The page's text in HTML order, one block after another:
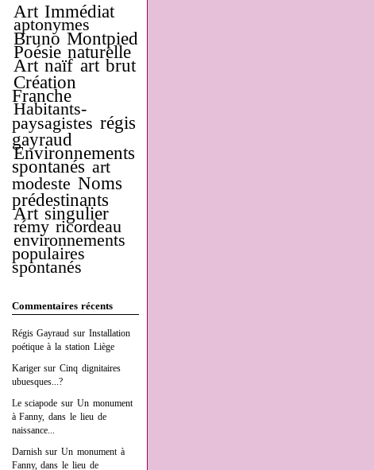
Art Immédiat
aptonymes
Bruno Montpied
Poésie naturelle
Art naïf art brut
Création
Franche
Habitants-
paysagistes régis
gayraud
Environnements
spontanés art
modeste Noms
prédestinants
Art singulier
rémy ricordeau
environnements
populaires
spontanés
Commentaires récents
Régis Gayraud surInstallation
poétique à la station Liège
KarigersurCinq dignitaires
ubuesques...?
Le sciapode surUn monument
à Fanny, dans le lieu de
naissance...
DarnishsurUn monument à
Fanny, dans le lieu de